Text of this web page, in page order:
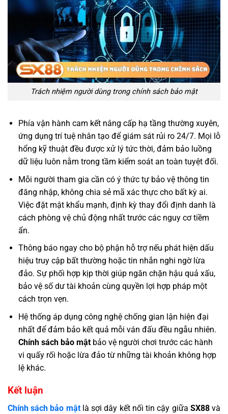
Trách nhiệm người dùng trong chính sách bảo mật
Phía vận hành cam kết nâng cấp hạ tầng thường xuyên,
ứng dụng trí tuệ nhân tạo để giám sát rủi ro 24/7. Mọi lỗ
hổng kỹ thuật đều được xử lý tức thời, đảm bảo luồng
dữ liệu luôn nằm trong tầm kiểm soát an toàn tuyệt đối.
Mỗi người tham gia cần có ý thức tự bảo vệ thông tin
đăng nhập, không chia sẻ mã xác thực cho bất kỳ ai.
Việc đặt mật khẩu mạnh, định kỳ thay đổi định danh là
cách phòng vệ chủ động nhất trước các nguy cơ tiềm
ẩn.
Thông báo ngay cho bộ phận hỗ trợ nếu phát hiện dấu
hiệu truy cập bất thường hoặc tin nhắn nghi ngờ lừa
đảo. Sự phối hợp kịp thời giúp ngăn chặn hậu quả xấu,
bảo vệ số dư tài khoản cùng quyền lợi hợp pháp một
cách trọn vẹn.
Hệ thống áp dụng công nghệ chống gian lận hiện đại
nhất để đảm bảo kết quả mỗi ván đấu đều ngẫu nhiên.
Chính sách bảo mậtbảo vệ người chơi trước các hành
vi quấy rối hoặc lừa đảo từ những tài khoản không hợp
lệ khác.
Kết luận
Chính sách bảo mậtlà sợi dây kết nối tin cậy giữa SX88và